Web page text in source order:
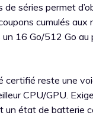
de séries permet
cumulés aux
16 Go/512 Go au
certifié reste une
CPU/GPU.
un état de batterie